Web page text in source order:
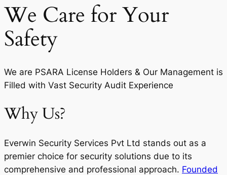
We Care for Your
Safety
We are PSARA License Holders & Our Management is
Filled with Vast Security Audit Experience
Why Us?
Everwin Security Services Pvt Ltd stands out as a
premier choice for security solutions due to its
comprehensive and professional approach. Founded